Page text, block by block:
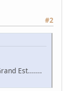
#2
Est.......